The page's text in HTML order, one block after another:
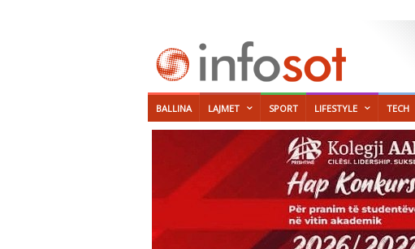
BALLINA LAJMET SPORT LIFESTYLE TECH